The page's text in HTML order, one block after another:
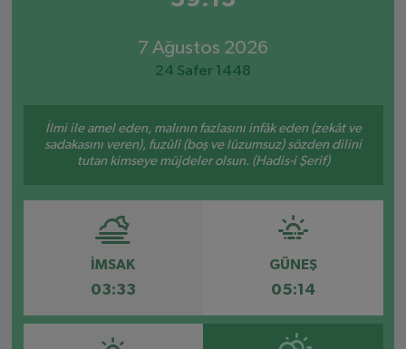
7 Ağustos 2026
24 Safer 1448
İlmi ile amel eden, malının fazlasını infâk eden (zekât ve
sadakasını veren), fuzûlî (boş ve lüzumsuz) sözden dilini
tutan kimseye müjdeler olsun. (Hadis-i Şerif)
İMSAK
03:33
GÜNEŞ
05:14